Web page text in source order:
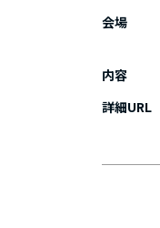
会場
内容
詳細URL